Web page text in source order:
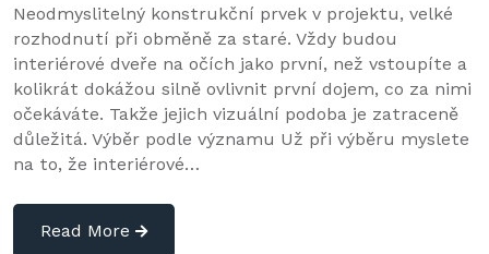
Neodmyslitelný konstrukční prvek v projektu, velké
rozhodnutí při obměně za staré. Vždy budou
interiérové dveře na očích jako první, než vstoupíte a
kolikrát dokážou silně ovlivnit první dojem, co za nimi
očekáváte. Takže jejich vizuální podoba je zatraceně
důležitá. Výběr podle významu Už při výběru myslete
na to, že interiérové…
Read More